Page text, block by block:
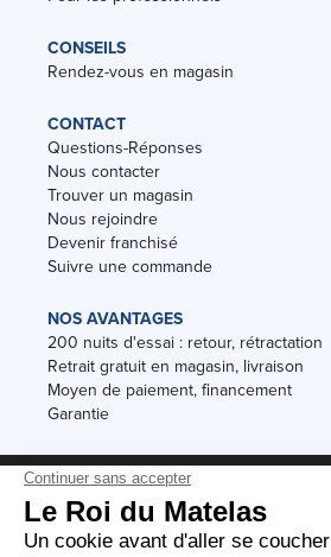
CONSEILS
Rendez-vous en magasin
CONTACT
Questions-Réponses
Nous contacter
Trouver un magasin
Nous rejoindre
Devenir franchisé
Suivre une commande
NOS AVANTAGES
200 nuits d'essai : retour, rétractation
Retrait gratuit en magasin, livraison
Moyen de paiement, financement
Garantie
Conditions des offres
Black Friday
Destockage